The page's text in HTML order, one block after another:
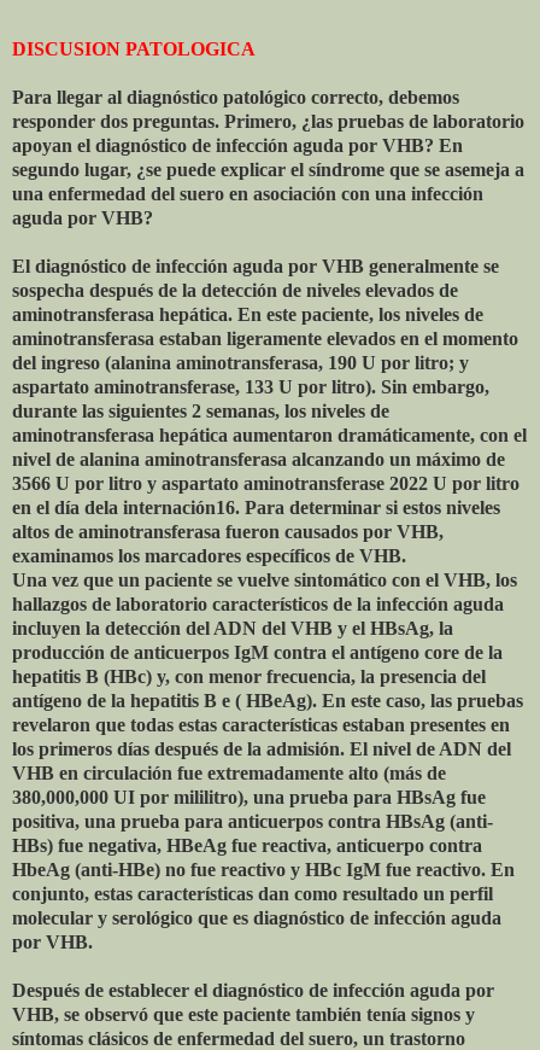
DISCUSION PATOLOGICA
Para llegar al diagnóstico patológico correcto, debemos
responder dos preguntas. Primero, ¿las pruebas de laboratorio
apoyan el diagnóstico de infección aguda por VHB? En
segundo lugar, ¿se puede explicar el síndrome que se asemeja a
una enfermedad del suero en asociación con una infección
aguda por VHB?
El diagnóstico de infección aguda por VHB generalmente se
sospecha después de la detección de niveles elevados de
aminotransferasa hepática. En este paciente, los niveles de
aminotransferasa estaban ligeramente elevados en el momento
del ingreso (alanina aminotransferasa, 190 U por litro; y
aspartato aminotransferase, 133 U por litro). Sin embargo,
durante las siguientes 2 semanas, los niveles de
aminotransferasa hepática aumentaron dramáticamente, con el
nivel de alanina aminotransferasa alcanzando un máximo de
3566 U por litro y aspartato aminotransferase 2022 U por litro
en el día dela internación16. Para determinar si estos niveles
altos de aminotransferasa fueron causados por VHB,
examinamos los marcadores específicos de VHB.
Una vez que un paciente se vuelve sintomático con el VHB, los
hallazgos de laboratorio característicos de la infección aguda
incluyen la detección del ADN del VHB y el HBsAg, la
producción de anticuerpos IgM contra el antígeno core de la
hepatitis B (HBc) y, con menor frecuencia, la presencia del
antígeno de la hepatitis B e ( HBeAg). En este caso, las pruebas
revelaron que todas estas características estaban presentes en
los primeros días después de la admisión. El nivel de ADN del
VHB en circulación fue extremadamente alto (más de
380,000,000 UI por mililitro), una prueba para HBsAg fue
positiva, una prueba para anticuerpos contra HBsAg (anti-
HBs) fue negativa, HBeAg fue reactiva, anticuerpo contra
HbeAg (anti-HBe) no fue reactivo y HBc IgM fue reactivo. En
conjunto, estas características dan como resultado un perfil
molecular y serológico que es diagnóstico de infección aguda
por VHB.
Después de establecer el diagnóstico de infección aguda por
VHB, se observó que este paciente también tenía signos y
síntomas clásicos de enfermedad del suero, un trastorno